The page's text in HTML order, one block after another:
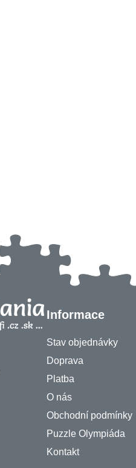
Informace
Stav objednávky
Doprava
Platba
O nás
Obchodní podmínky
Puzzle Olympiáda
Kontakt